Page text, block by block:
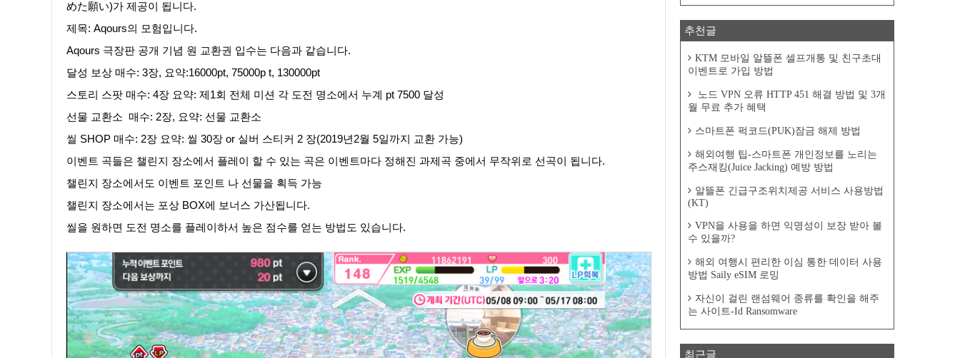
めた願い)가 제공이 됩니다.
제목: Aqours의 모험입니다.
Aqours 극장판 공개 기념 원 교환권 입수는 다음과 같습니다.
달성 보상 매수: 3장, 요약:16000pt, 75000p t, 130000pt
스토리 스팟 매수: 4장 요약: 제1회 전체 미션 각 도전 명소에서 누계 pt 7500 달성
선물 교환소 매수: 2장, 요약: 선물 교환소
씰 SHOP 매수: 2장 요약: 씰 30장 or 실버 스티커 2 장(2019년2월 5일까지 교환 가능)
이벤트 곡들은 챌린지 장소에서 플레이 할 수 있는 곡은 이벤트마다 정해진 과제곡 중에서 무작위로 선곡이 됩니다.
챌린지 장소에서도 이벤트 포인트 나 선물을 획득 가능
챌린지 장소에서는 포상 BOX에 보너스 가산됩니다.
씰을 원하면 도전 명소를 플레이하서 높은 점수를 얻는 방법도 있습니다.
추천글
KTM 모바일 알뜰폰 셀프개통 및 친구초대
이벤트로 가입 방법
노드 VPN 오류 HTTP 451 해결 방법 및 3개
월 무료 추가 혜택
스마트폰 퍽코드(PUK)잠금 해제 방법
해외여행 팁-스마트폰 개인정보를 노리는
주스재킹(Juice Jacking) 예방 방법
알뜰폰 긴급구조위치제공 서비스 사용방법
(KT)
VPN을 사용을 하면 익명성이 보장 받아 볼
수 있을까?
해외 여행시 편리한 이심 통한 데이터 사용
방법 Saily eSIM 로밍
자신이 걸린 랜섬웨어 종류를 확인을 해주
는 사이트-Id Ransomware
최근글